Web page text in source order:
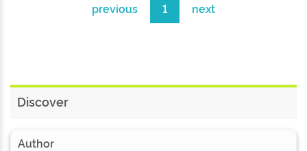
previous 1 next
Discover
Author